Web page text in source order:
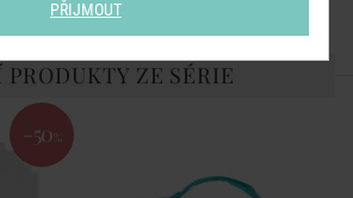
PRODUKTY ZE SÉRIE
-50 %
PŘIJMOUT